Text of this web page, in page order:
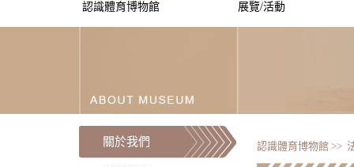
認識體育博物館
展覽/活動
關於我們 認識體育博物館 >>